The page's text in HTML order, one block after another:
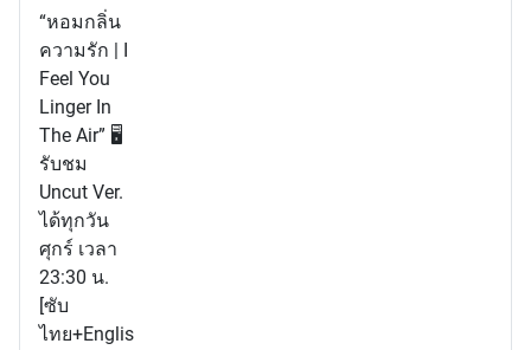
“หอมกลิ่น
ความรัก | I
Feel You
Linger In
The Air” 🖥
รับชม
Uncut Ver.
ได้ทุกวัน
ศุกร์ เวลา
23:30 น.
[ซับ
ไทย+Englis